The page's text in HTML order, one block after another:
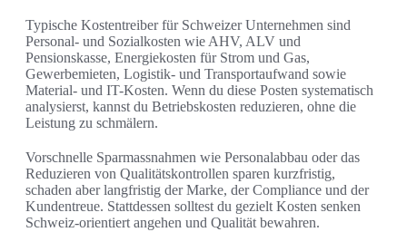
Typische Kostentreiber für Schweizer Unternehmen sind
Personal- und Sozialkosten wie AHV, ALV und
Pensionskasse, Energiekosten für Strom und Gas,
Gewerbemieten, Logistik- und Transportaufwand sowie
Material- und IT-Kosten. Wenn du diese Posten systematisch
analysierst, kannst du Betriebskosten reduzieren, ohne die
Leistung zu schmälern.
Vorschnelle Sparmassnahmen wie Personalabbau oder das
Reduzieren von Qualitätskontrollen sparen kurzfristig,
schaden aber langfristig der Marke, der Compliance und der
Kundentreue. Stattdessen solltest du gezielt Kosten senken
Schweiz-orientiert angehen und Qualität bewahren.